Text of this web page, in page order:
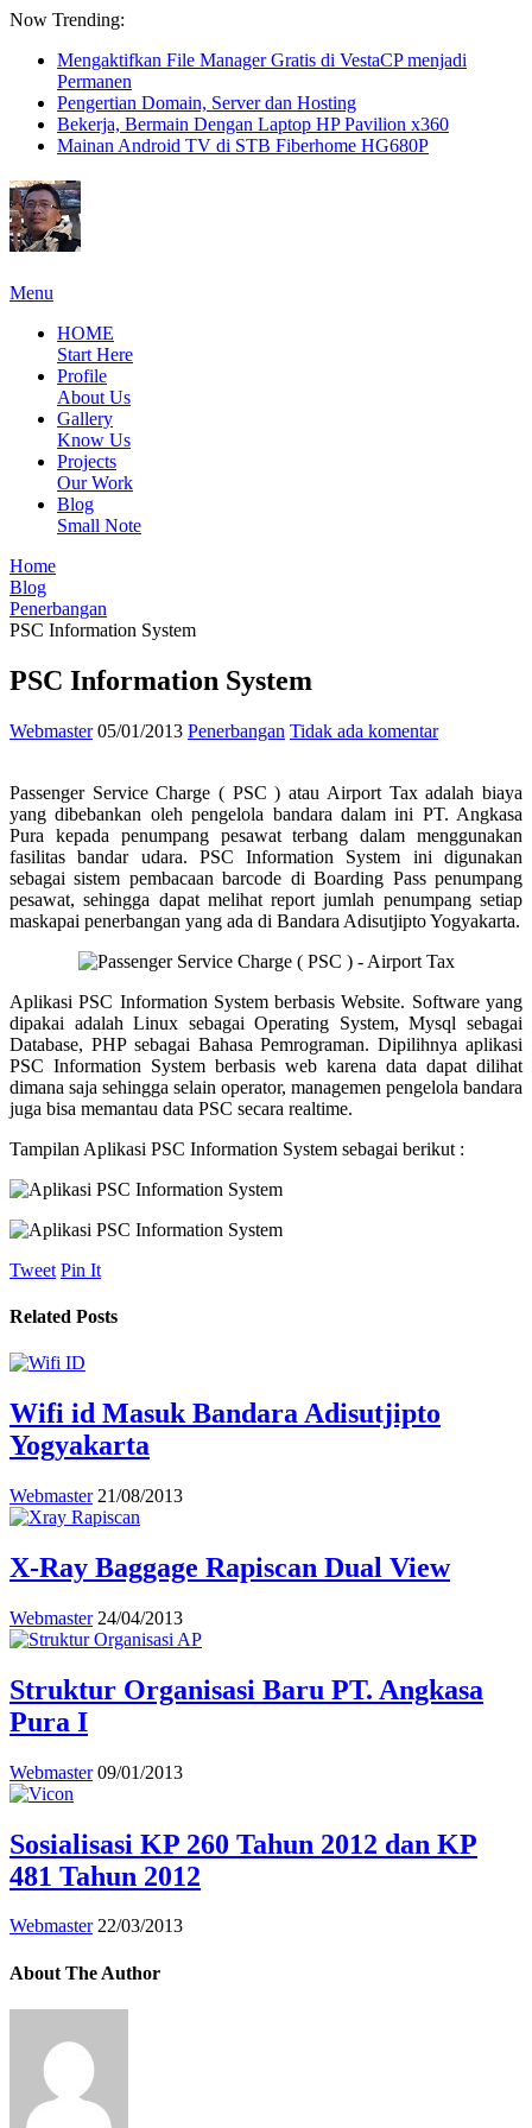
Now Trending:
Mengaktifkan File Manager Gratis di VestaCP menjadi
Permanen
Pengertian Domain, Server dan Hosting
Bekerja, Bermain Dengan Laptop HP Pavilion x360
Mainan Android TV di STB Fiberhome HG680P
Menu
HOME
Start Here
Profile
About Us
Gallery
Know Us
Projects
Our Work
Blog
Small Note
Home
Blog
Penerbangan
PSC Information System
PSC Information System
Webmaster 05/01/2013 Penerbangan Tidak ada komentar
Passenger Service Charge ( PSC ) atau Airport Tax adalah biaya
yang dibebankan oleh pengelola bandara dalam ini PT. Angkasa
Pura kepada penumpang pesawat terbang dalam menggunakan
fasilitas bandar udara. PSC Information System ini digunakan
sebagai sistem pembacaan barcode di Boarding Pass penumpang
pesawat, sehingga dapat melihat report jumlah penumpang setiap
maskapai penerbangan yang ada di Bandara Adisutjipto Yogyakarta.
Aplikasi PSC Information System berbasis Website. Software yang
dipakai adalah Linux sebagai Operating System, Mysql sebagai
Database, PHP sebagai Bahasa Pemrograman. Dipilihnya aplikasi
PSC Information System berbasis web karena data dapat dilihat
dimana saja sehingga selain operator, managemen pengelola bandara
juga bisa memantau data PSC secara realtime.
Tampilan Aplikasi PSC Information System sebagai berikut :
Tweet Pin It
Related Posts
Wifi id Masuk Bandara Adisutjipto
Yogyakarta
Webmaster 21/08/2013
X-Ray Baggage Rapiscan Dual View
Webmaster 24/04/2013
Struktur Organisasi Baru PT. Angkasa
Pura I
Webmaster 09/01/2013
Sosialisasi KP 260 Tahun 2012 dan KP
481 Tahun 2012
Webmaster 22/03/2013
About The Author